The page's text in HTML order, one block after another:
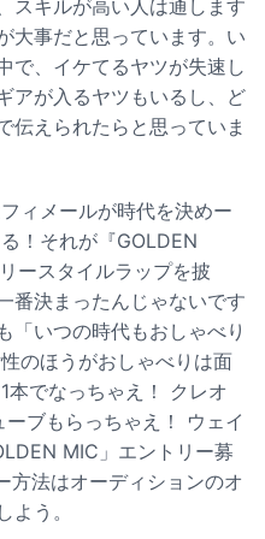
スキルが高い人は通します
大事だと思っています。い
で、イケてるヤツが失速し
アが入るヤツもいるし、ど
伝えられたらと思っていま
ィメールが時代を決めー
！それが『GOLDEN
ースタイルラップを披
番決まったんじゃないです
「いつの時代もおしゃべり
のほうがおしゃべりは面
本でなっちゃえ！ クレオ
ブもらっちゃえ！ ウェイ
MIC」エントリー募
法はオーディションのオ
う。